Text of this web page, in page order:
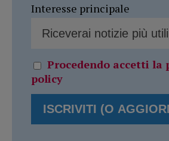
Interesse principale
Procedendo accetti la
policy